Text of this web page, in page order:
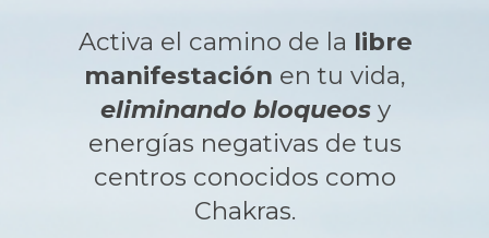
Activa el camino de la libre
manifestación en tu vida,
eliminando bloqueosy
energías negativas de tus
centros conocidos como
Chakras.